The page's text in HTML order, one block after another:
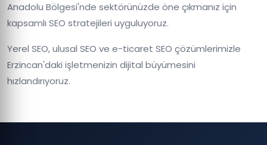
Anadolu Bölgesi'nde sektörünüzde öne çıkmanız için
kapsamlı SEO stratejileri uyguluyoruz.
Yerel SEO, ulusal SEO ve e-ticaret SEO çözümlerimizle
Erzincan'daki işletmenizin dijital büyümesini
hızlandırıyoruz.